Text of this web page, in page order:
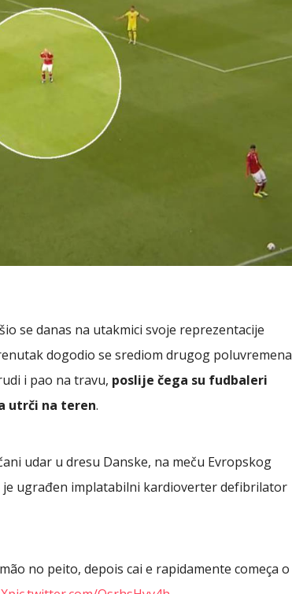
se danas na utakmici svoje reprezentacije
dogodio se srediom drugog poluvremena
i pao na travu, poslije čega su fudbaleri
utrči na teren.
udar u dresu Danske, na meču Evropskog
ugrađen implatabilni kardioverter defibrilator
no peito, depois cai e rapidamente começa o